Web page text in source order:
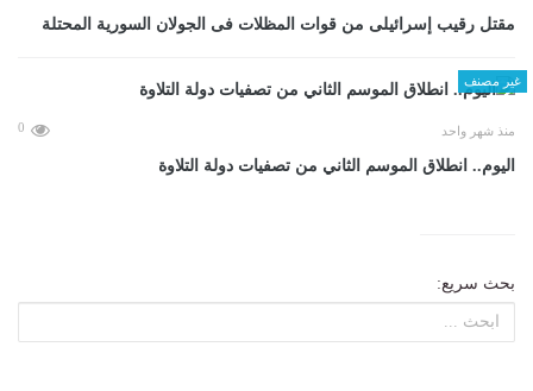
مقتل رقيب إسرائيلى من قوات المظلات فى الجولان السورية المحتلة
غير مصنف
منذ شهر واحد 0
اليوم.. انطلاق الموسم الثاني من تصفيات دولة التلاوة
بحث سريع: